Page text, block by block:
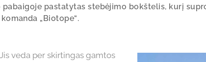
pabaigoje pastatytas stebėjimo bokštelis, kurį
„Biotope“.
veda per skirtingas gamtos